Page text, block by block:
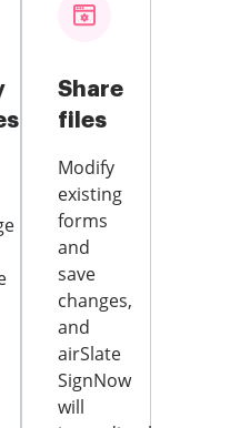
Share
files
Modify
existing
forms
and
save
changes,
and
airSlate
SignNow
will